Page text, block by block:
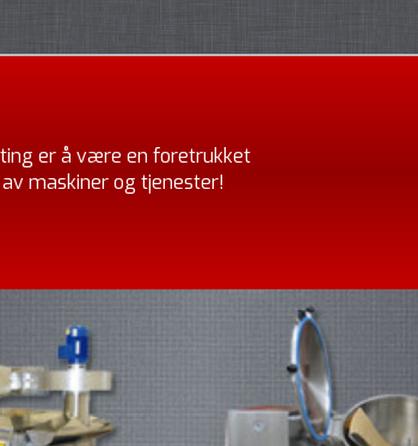
er å være en foretrukket
maskiner og tjenester!